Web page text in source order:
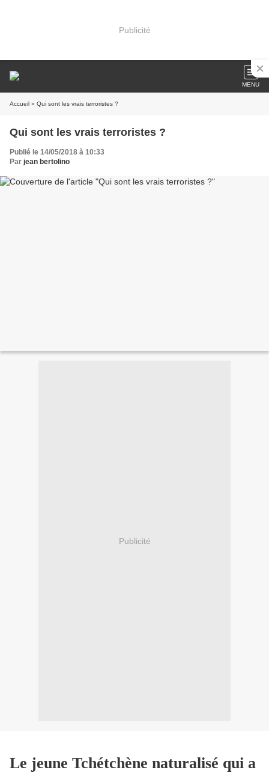
Publicité
MENU
Accueil » Qui sont les vrais terroristes ?
Qui sont les vrais terroristes ?
Publié le 14/05/2018 à 10:33
Par jean bertolino
Publicité
Le jeune Tchétchène naturalisé qui a